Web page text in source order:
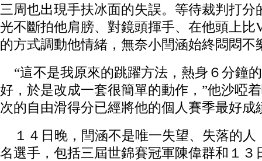
三周也出現手扶冰面的失誤。等待裁判打分
光不斷拍他肩膀、對鏡頭揮手、在他頭上比
的方式調動他情緒，無奈小閆涵始終悶悶不
“這不是我原來的跳躍方法，熱身６分鐘
好，於是改成一套很簡單的動作，”他沙啞
次的自由滑得分已經將他的個人賽季最好成
１４日晚，閆涵不是唯一失望、失落的人
名選手，包括三屆世錦賽冠軍陳偉群和１３